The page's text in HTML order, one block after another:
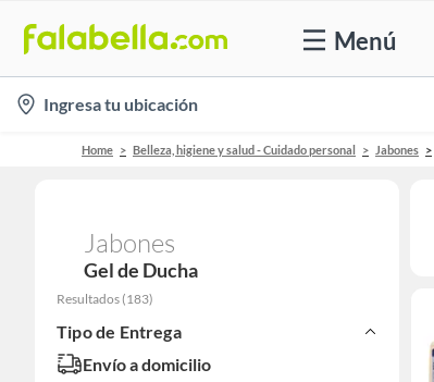
Menú
location-
icon
Ingresa tu ubicación
Home Belleza, higiene y salud - Cuidado personal Jabones
Jabones
Gel de Ducha
Resultados (183)
Tipo de Entrega
Envío a domicilio